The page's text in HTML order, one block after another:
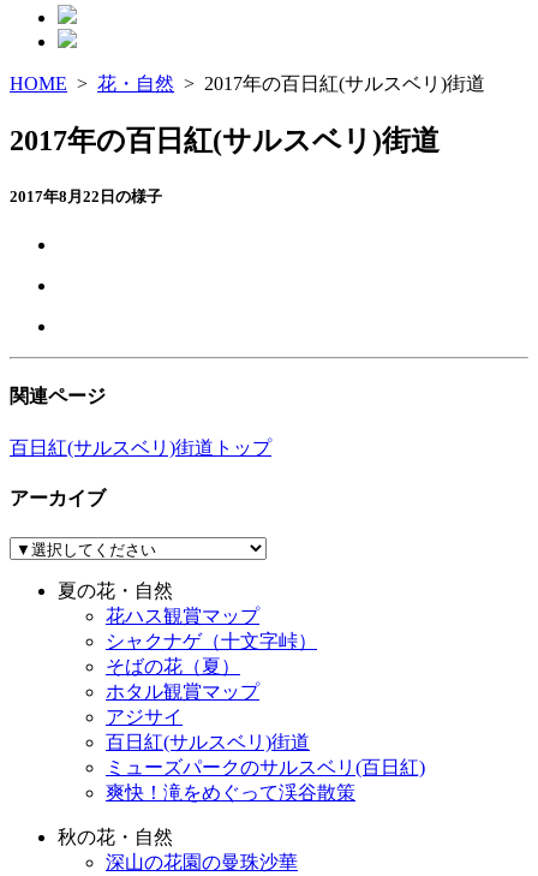
HOME > 花・自然 > 2017年の百日紅(サルスベリ)街道
2017年の百日紅(サルスベリ)街道
2017年8月22日の様子
関連ページ
百日紅(サルスベリ)街道トップ
アーカイブ
夏の花・自然
花ハス観賞マップ
シャクナゲ（十文字峠）
そばの花（夏）
ホタル観賞マップ
アジサイ
百日紅(サルスベリ)街道
ミューズパークのサルスベリ(百日紅)
爽快！滝をめぐって渓谷散策
秋の花・自然
深山の花園の曼珠沙華